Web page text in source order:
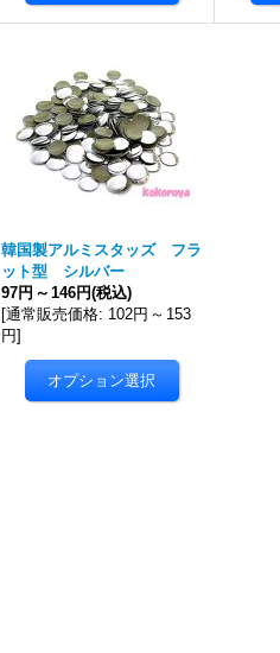
韓国製アルミスタッズ フラ
ット型 シルバー
97円 ～ 146円(税込)
[通常販売価格: 102円 ～ 153
円]